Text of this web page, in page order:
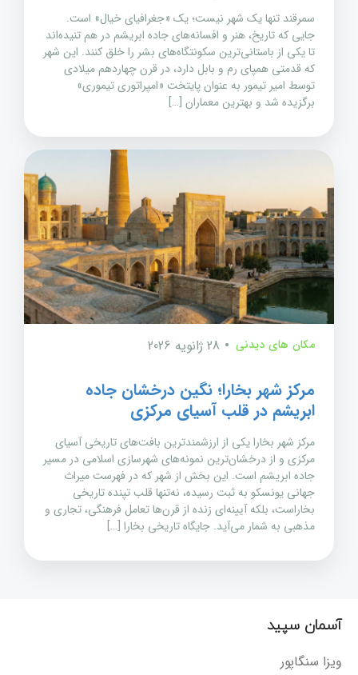
سمرقند تنها یک شهر نیست؛ یک «جغرافیای خیال» است.
جایی که تاریخ، هنر و افسانه‌های جاده ابریشم در هم تنیده‌اند
تا یکی از باستانی‌ترین سکونتگاه‌های بشر را خلق کنند. این شهر
که قدمتی همپای رم و بابل دارد، در قرن چهاردهم میلادی
توسط امیر تیمور به عنوان پایتخت «امپراتوری تیموری»
برگزیده شد و بهترین معماران […]
مکان های دیدنی 28 ژانویه 2026
مرکز شهر بخارا؛ نگین درخشان جاده
ابریشم در قلب آسیای مرکزی
مرکز شهر بخارا یکی از ارزشمندترین بافت‌های تاریخی آسیای
مرکزی و از درخشان‌ترین نمونه‌های شهرسازی اسلامی در مسیر
جاده ابریشم است. این بخش از شهر که در فهرست میراث
جهانی یونسکو به ثبت رسیده، نه‌تنها قلب تپنده تاریخی
بخاراست، بلکه آیینه‌ای زنده از قرن‌ها تعامل فرهنگی، تجاری و
مذهبی به شمار می‌آید. جایگاه تاریخی بخارا […]
آسمان سپید
ویزا سنگاپور